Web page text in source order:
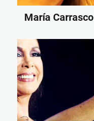
María Carrasco